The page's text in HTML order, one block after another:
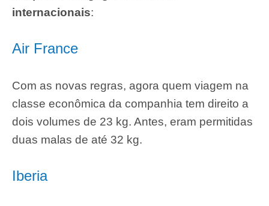
internacionais:
Air France
Com as novas regras, agora quem viagem na
classe econômica da companhia tem direito a
dois volumes de 23 kg. Antes, eram permitidas
duas malas de até 32 kg.
Iberia